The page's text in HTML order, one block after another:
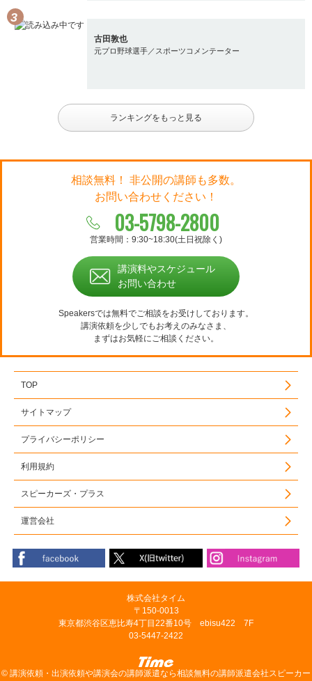
古田敦也
元プロ野球選手／スポーツコメンテーター
ランキングをもっと見る
相談無料！ 非公開の講師も多数。
お問い合わせください！
03-5798-2800
営業時間：9:30~18:30(土日祝除く)
講演料やスケジュール
お問い合わせ
Speakersでは無料でご相談をお受けしております。
講演依頼を少しでもお考えのみなさま、
まずはお気軽にご相談ください。
TOP
サイトマップ
プライバシーポリシー
利用規約
スピーカーズ・プラス
運営会社
株式会社タイム
〒150-0013
東京都渋谷区恵比寿4丁目22番10号 ebisu422 7F
03-5447-2422
© 講演依頼・出演依頼や講演会の講師派遣なら相談無料の講師派遣会社スピーカー